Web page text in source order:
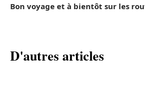
Bon voyage et à bientôt sur les
D'autres articles